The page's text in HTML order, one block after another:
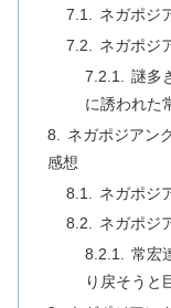
ネガポジ
ネガポジ
謎多
に誘われた
ネガポジアン
感想
ネガポジ
ネガポジ
常宏
り戻そうと